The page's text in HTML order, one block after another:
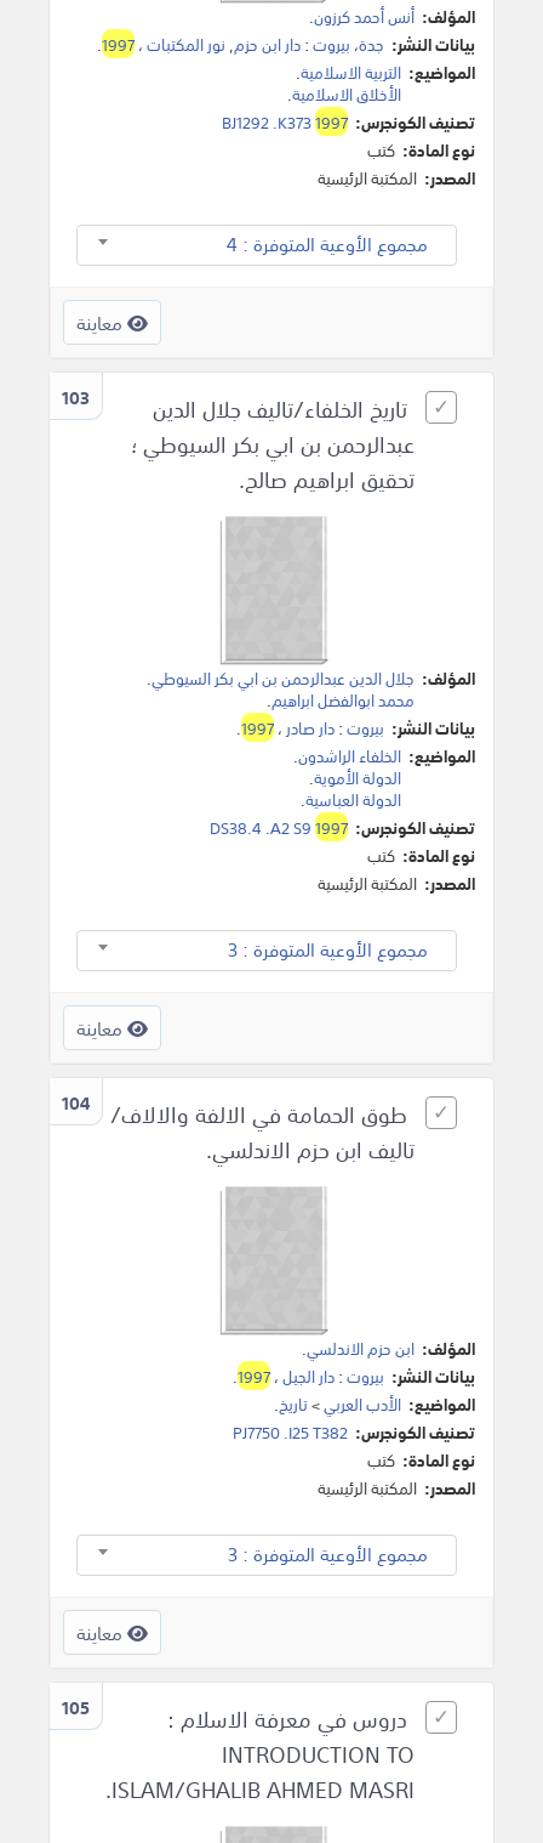
المؤلف: أنس أحمد كرزون.
بيانات النشر: جدة، بيروت:دار ابن حزم, نور المكتبات،1997
.
المواضيع: التربية الاسلامية.
الأخلاق الاسلامية.
تصنيف الكونجرس:
BJ1292 .K3731997
نوع المادة: كتب
المصدر: المكتبة الرئيسية
مجموع الأوعية المتوفرة : 4
معاينة
103
تاريخ الخلفاء/تاليف جلال الدين
عبدالرحمن بن ابي بكر السيوطي ؛
تحقيق ابراهيم صالح.
المؤلف: جلال الدين عبدالرحمن بن ابي بكر السيوطي.
محمد ابوالفضل ابراهيم.
بيانات النشر: بيروت:دار صادر ،1997
.
المواضيع: الخلفاء الراشدون.
الدولة الأموية.
الدولة العباسية.
تصنيف الكونجرس:
DS38.4 .A2 S91997
نوع المادة: كتب
المصدر: المكتبة الرئيسية
مجموع الأوعية المتوفرة : 3
معاينة
104
طوق الحمامة في الالفة والالاف/
تاليف ابن حزم الاندلسي.
المؤلف: ابن حزم الاندلسي.
بيانات النشر: بيروت:دار الجيل،1997
.
المواضيع: الأدب العربي>تاريخ.
تصنيف الكونجرس: PJ7750 .I25 T382
نوع المادة: كتب
المصدر: المكتبة الرئيسية
مجموع الأوعية المتوفرة : 3
معاينة
105
دروس في معرفة الاسلام :
INTRODUCTION TO
ISLAM/GHALIB AHMED MASRI.